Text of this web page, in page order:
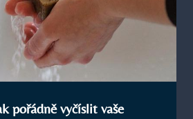
pořádně vyčíslit vaše